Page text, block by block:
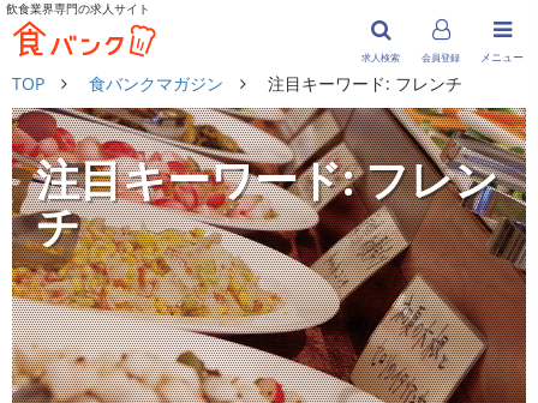
飲食業界専門の求人サイト
メニュー
会員登録
求人検索
TOP 食バンクマガジン 注目キーワード: フレンチ
注目キーワード: フレン
チ